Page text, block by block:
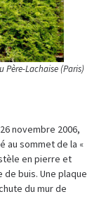
Père-Lachaise (Paris)
novembre 2006,
au sommet de la «
en pierre et
buis. Une plaque
du mur de